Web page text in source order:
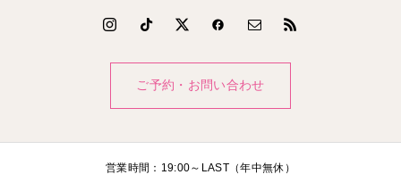
ご予約・お問い合わせ
営業時間：19:00～LAST（年中無休）